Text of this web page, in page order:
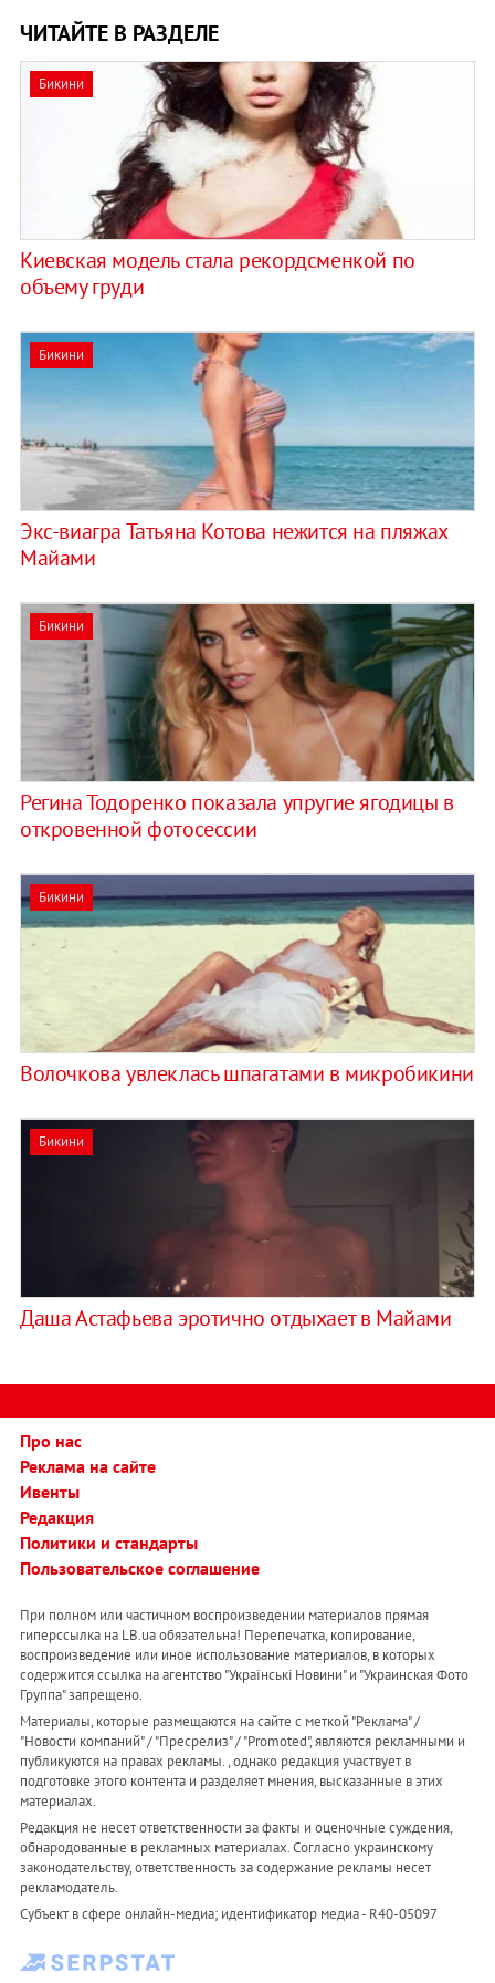
ЧИТАЙТЕ В РАЗДЕЛЕ
Бикини
Киевская модель стала рекордсменкой по
объему груди
Бикини
Экс-виагра Татьяна Котова нежится на пляжах
Майами
Бикини
Регина Тодоренко показала упругие ягодицы в
откровенной фотосессии
Бикини
Волочкова увлеклась шпагатами в микробикини
Бикини
Даша Астафьева эротично отдыхает в Майами
Про нас
Реклама на сайте
Ивенты
Редакция
Политики и стандарты
Пользовательское соглашение
При полном или частичном воспроизведении материалов прямая
гиперссылка на LB.ua обязательна! Перепечатка, копирование,
воспроизведение или иное использование материалов, в которых
содержится ссылка на агентство "Українськi Новини" и "Украинская Фото
Группа" запрещено.
Материалы, которые размещаются на сайте с меткой "Реклама" /
"Новости компаний" / "Пресрелиз" / "Promoted", являются рекламными и
публикуются на правах рекламы. , однако редакция участвует в
подготовке этого контента и разделяет мнения, высказанные в этих
материалах.
Редакция не несет ответственности за факты и оценочные суждения,
обнародованные в рекламных материалах. Согласно украинскому
законодательству, ответственность за содержание рекламы несет
рекламодатель.
Субъект в сфере онлайн-медиа; идентификатор медиа - R40-05097